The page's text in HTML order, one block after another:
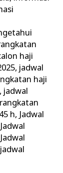
haji
, jadwal
haji
, jadwal
h, Jadwal
Jadwal
Jadwal
jadwal